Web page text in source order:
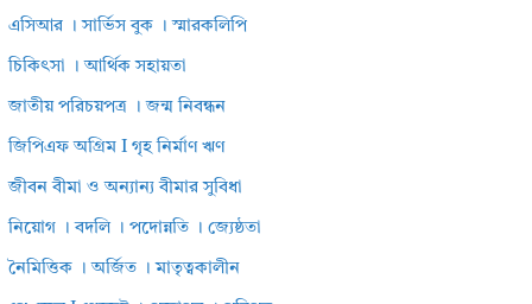
এসিআর । সার্ভিস বুক । স্মারকলিপি
চিকিৎসা । আর্থিক সহায়তা
জাতীয় পরিচয়পত্র । জন্ম নিবন্ধন
জিপিএফ অগ্রিম I গৃহ নির্মাণ ঋণ
জীবন বীমা ও অন্যান্য বীমার সুবিধা
নিয়োগ । বদলি । পদোন্নতি । জ্যেষ্ঠতা
নৈমিত্তিক । অর্জিত । মাতৃত্বকালীন